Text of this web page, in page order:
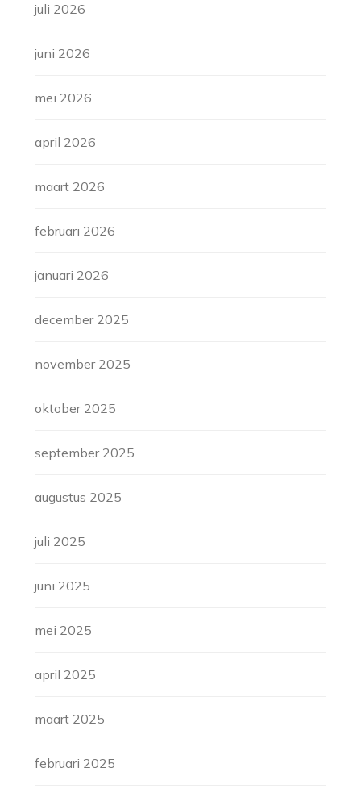
juli 2026
juni 2026
mei 2026
april 2026
maart 2026
februari 2026
januari 2026
december 2025
november 2025
oktober 2025
september 2025
augustus 2025
juli 2025
juni 2025
mei 2025
april 2025
maart 2025
februari 2025